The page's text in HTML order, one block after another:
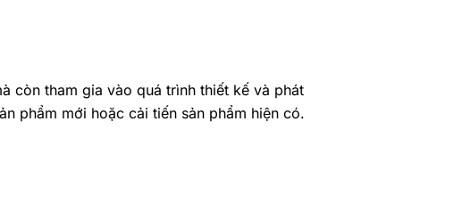
còn tham gia vào quá trình thiết kế và phát
phẩm mới hoặc cải tiến sản phẩm hiện có.